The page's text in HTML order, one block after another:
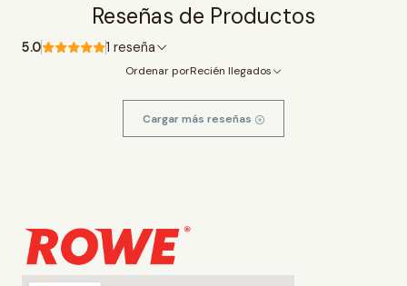
Reseñas de Productos
5.0 1 reseña
Ordenar porRecién llegados
Cargar más reseñas